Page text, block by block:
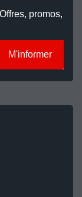
promos,
M'informer